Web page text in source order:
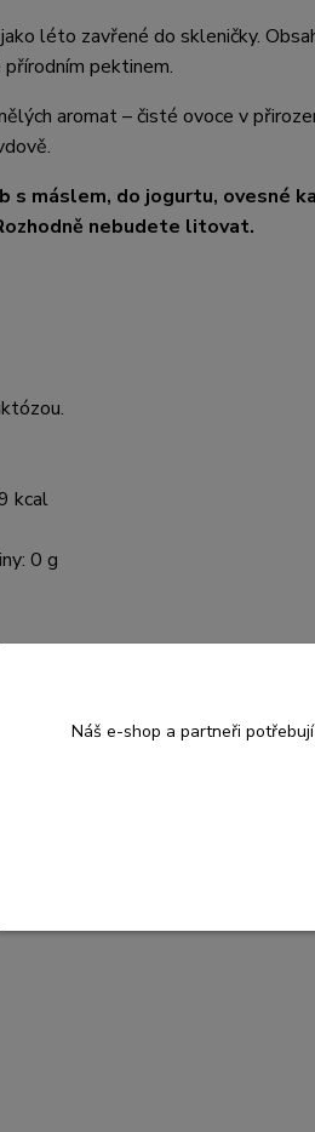
léto zavřené do skleničky.
pektinem.
aromat – čisté ovoce v
s máslem, do jogurtu, ovesné
nebudete litovat.
kcal
0 g
3, Praha – Žižkov 130 00
Náš e-shop a partneři